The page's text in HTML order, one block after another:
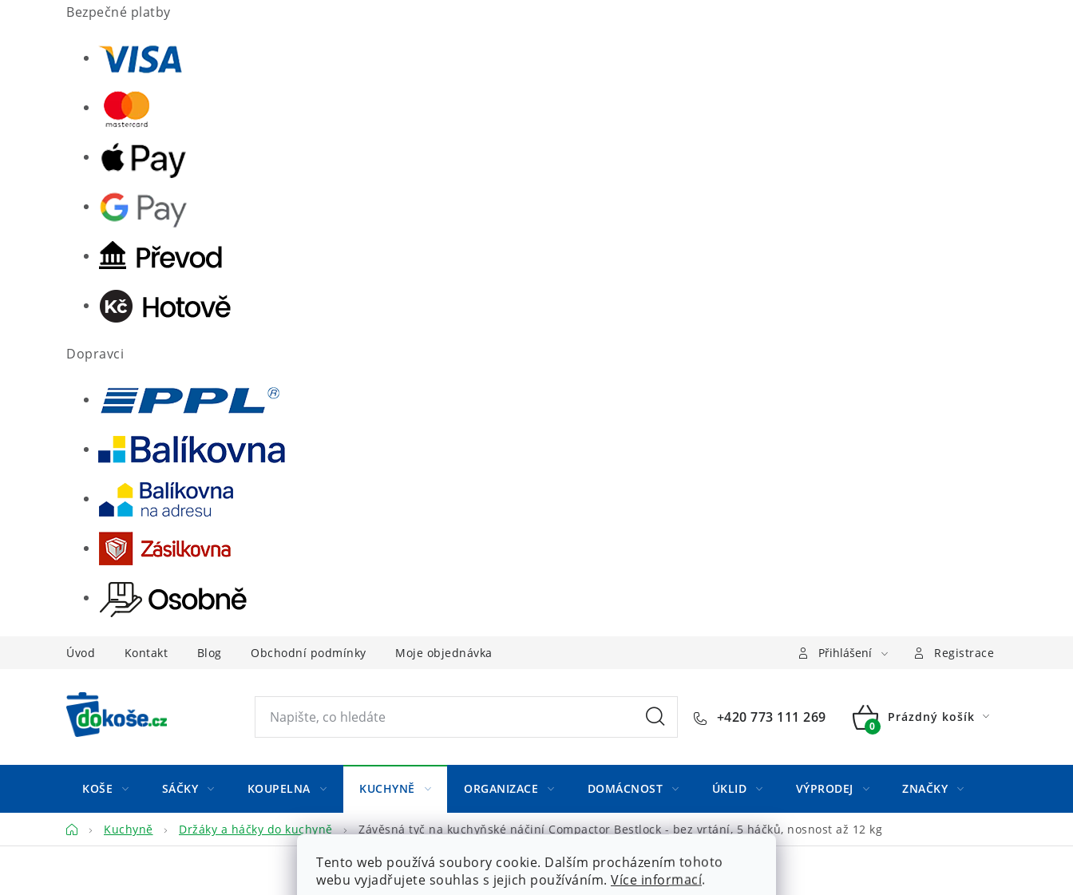
Bezpečné platby
Dopravci
Tento web používá soubory cookie. Dalším procházením tohoto
webu vyjadřujete souhlas s jejich používáním. Více informací.
Úvod Kontakt Blog Obchodní podmínky Moje objednávka Přihlášení Registrace
+420 773 111 269
NÁKUPNÍ
Prázdný košík
KOŠE SÁČKY KOUPELNA KUCHYNĚ ORGANIZACE DOMÁCNOST ÚKLID VÝPRODEJ ZNAČKY
DomůKuchyně Držáky a háčky do kuchyně Závěsná tyč na kuchyňské náčiní Compactor Bestlock - bez vrtání, 5 háčků, nosnost až 12 kg